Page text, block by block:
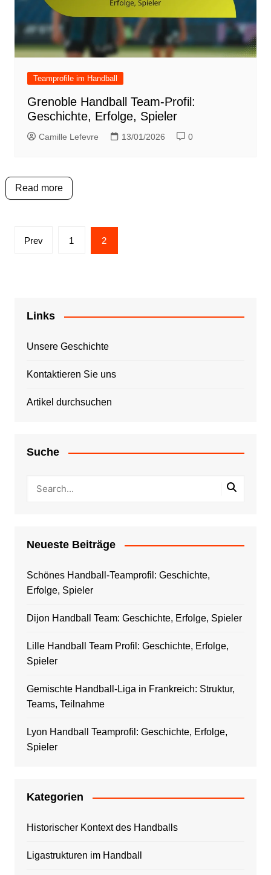
Teamprofile im Handball
Grenoble Handball Team-Profil:
Geschichte, Erfolge, Spieler
Camille Lefevre 13/01/2026 0
Read more
Posts
Prev 1 2
Links
Unsere Geschichte
Kontaktieren Sie uns
Artikel durchsuchen
Suche
Neueste Beiträge
Schönes Handball-Teamprofil: Geschichte,
Erfolge, Spieler
Dijon Handball Team: Geschichte, Erfolge, Spieler
Lille Handball Team Profil: Geschichte, Erfolge,
Spieler
Gemischte Handball-Liga in Frankreich: Struktur,
Teams, Teilnahme
Lyon Handball Teamprofil: Geschichte, Erfolge,
Spieler
Kategorien
Historischer Kontext des Handballs
Ligastrukturen im Handball